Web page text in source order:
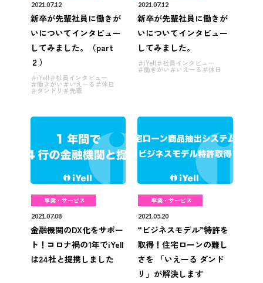
2021.07.12
新卒が先輩社員に働きが
いについてインタビュー
してみました。（part
２）
iYell 社員インタビュー
働きがい いえーる 休日
ダンドリ 先輩
2021.07.12
新卒が先輩社員に働きが
いについてインタビュー
してみました。
iYell 社員インタビュー
働きがい いえーる 休日
事業・サービス
2021.07.08
金融機関のDX化をサポー
ト！コロナ禍の1年でiYell
は24社と提携しました
事業・サービス
2021.05.20
“ビジネスモデル”特許を
取得！住宅ローンの難し
さを 「いえーる ダンド
リ」が解決します